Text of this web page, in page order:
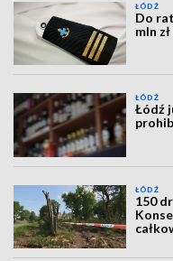
ŁÓDŹ
Do
mln
ŁÓDŹ
Łódź
ŁÓDŹ
150